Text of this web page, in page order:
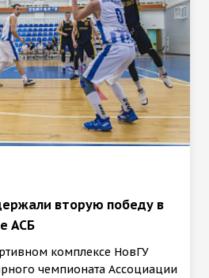
вторую победу в
АСБ
комплексе НовГУ
чемпионата Ассоциации